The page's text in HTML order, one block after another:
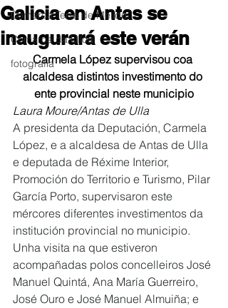
Comarca Terra de Melide
Comarca da Ulloa
fotografía
Galicia en Antas se
inaugurará este verán
Carmela López supervisou coa
alcaldesa distintos investimento do
ente provincial neste municipio
Laura Moure/Antas de Ulla
A presidenta da Deputación, Carmela
López, e a alcaldesa de Antas de Ulla
e deputada de Réxime Interior,
Promoción do Territorio e Turismo, Pilar
García Porto, supervisaron este
mércores diferentes investimentos da
institución provincial no municipio.
Unha visita na que estiveron
acompañadas polos concelleiros José
Manuel Quintá, Ana María Guerreiro,
José Ouro e José Manuel Almuiña; e